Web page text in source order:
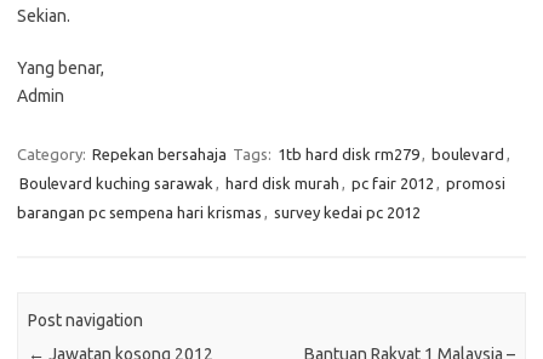
Sekian.
Yang benar,
Admin
Category: Repekan bersahaja Tags: 1tb hard disk rm279, boulevard ,
Boulevard kuching sarawak , hard disk murah , pc fair 2012 , promosi
barangan pc sempena hari krismas , survey kedai pc 2012
Post navigation
← Jawatan kosong 2012
Bantuan Rakyat 1 Malaysia –